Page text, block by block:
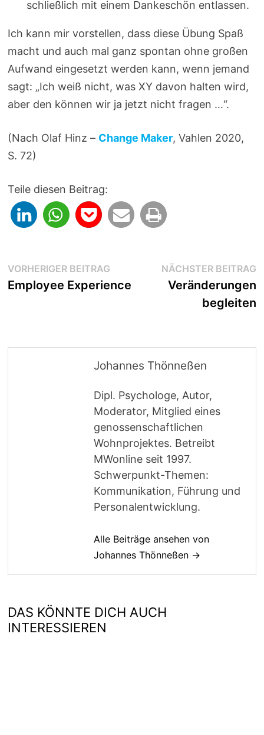
schließlich mit einem Dankeschön entlassen.
Ich kann mir vorstellen, dass diese Übung Spaß
macht und auch mal ganz spontan ohne großen
Aufwand eingesetzt werden kann, wenn jemand
sagt: „Ich weiß nicht, was XY davon halten wird,
aber den können wir ja jetzt nicht fragen …“.
(Nach Olaf Hinz – Change Maker, Vahlen 2020,
S. 72)
Teile diesen Beitrag:
Beitragsnavigation
VORHERIGER BEITRAG Vorheriger
Beitrag:
Employee Experience
NÄCHSTER BEITRAG
Veränderungen
begleiten
Johannes Thönneßen
Dipl. Psychologe, Autor,
Moderator, Mitglied eines
genossenschaftlichen
Wohnprojektes. Betreibt
MWonline seit 1997.
Schwerpunkt-Themen:
Kommunikation, Führung und
Personalentwicklung.
Alle Beiträge ansehen von
Johannes Thönneßen →
DAS KÖNNTE DICH AUCH
INTERESSIEREN